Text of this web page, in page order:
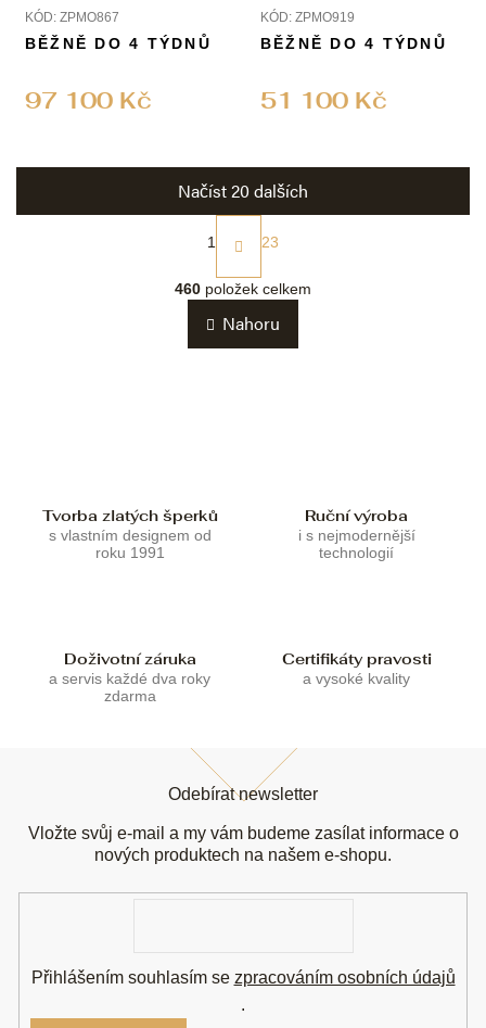
diamanty
KÓD: ZPMO867
97 100 Kč
BĚŽNĚ DO 4 TÝDNŮ
osazení
KÓD: ZPMO919
51 100 Kč
BĚŽNĚ DO 4 TÝDNŮ
v
l
á
d
Načíst 20 dalších
S
t
á
n
k
1 23
460 položek celkem
Nahoru
Tvorba zlatých šperků
s vlastním designem od
roku 1991
Ruční výroba
i s nejmodernější
technologií
Doživotní záruka
a servis každé dva roky
zdarma
Certifikáty pravosti
a vysoké kvality
Odebírat newsletter
Vložte svůj e-mail a my vám budeme zasílat informace o
nových produktech na našem e-shopu.
Přihlášením souhlasím se zpracováním osobních údajů
.